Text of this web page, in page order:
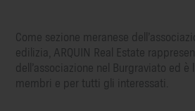
Come sezione meranese
edilizia, ARQUIN Real Estate
dell’associazione nel Burgraviato ed è
membri e per tutti gli interessati.